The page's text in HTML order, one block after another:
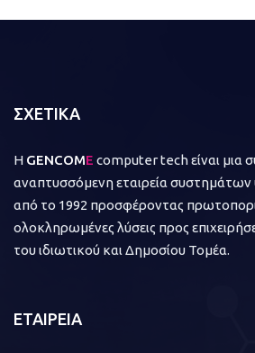
ΣΧΕΤΙΚΑ
Η GENCOME computer tech είναι μια
αναπτυσσόμενη εταιρεία συστημάτων
από το 1992 προσφέροντας
ολοκληρωμένες λύσεις προς
του ιδιωτικού και Δημοσίου Τομέα.
ΕΤΑΙΡΕΙΑ